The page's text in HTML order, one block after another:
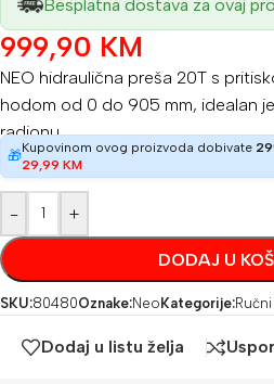
Besplatna dostava za ovaj
999,90 KM
NEO hidraulična preša 20T s
hodom od 0 do 905 mm, idealan
radionu.
🎁Kupovinom ovog proizvoda dobivate
29,99 KM
- +
DODAJ U
SKU:80480Oznake:Neo Kategorije:
Dodaj u listu želja